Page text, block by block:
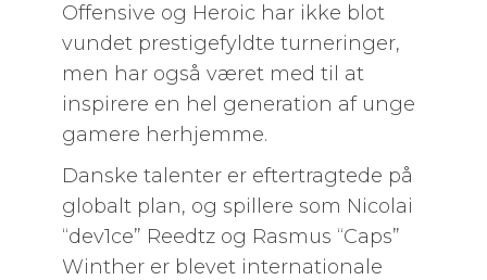
Offensive og Heroic har ikke blot
vundet prestigefyldte turneringer,
men har også været med til at
inspirere en hel generation af unge
gamere herhjemme.
Danske talenter er eftertragtede på
globalt plan, og spillere som Nicolai
“dev1ce” Reedtz og Rasmus “Caps”
Winther er blevet internationale